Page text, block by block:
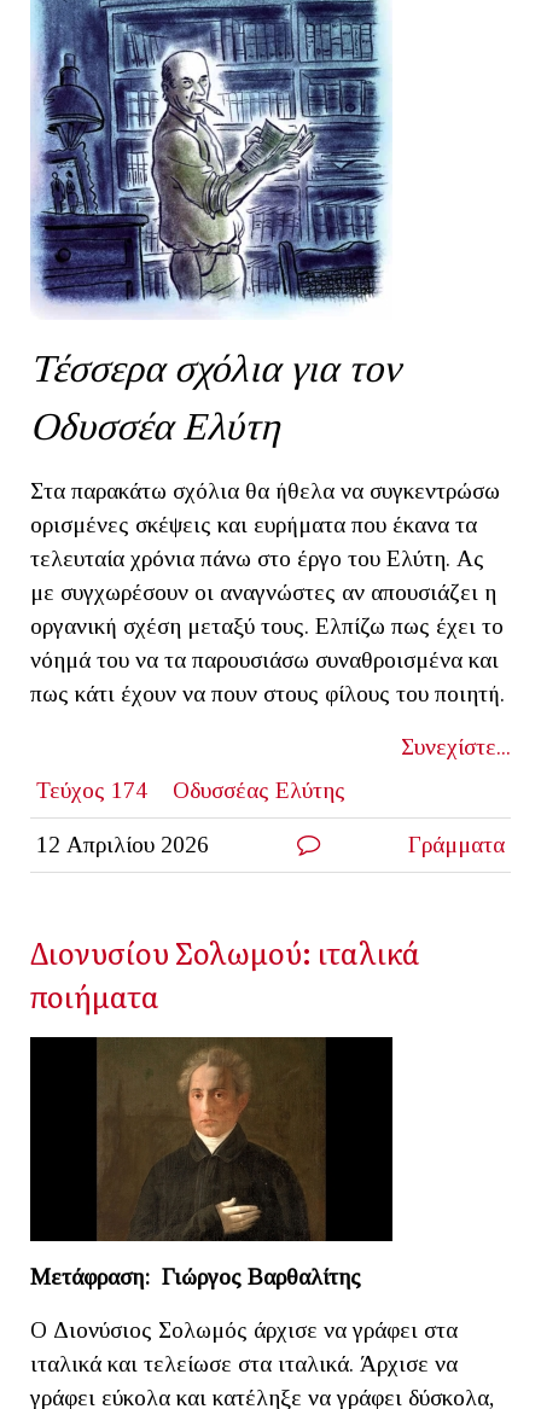
Τέσσερα σχόλια για τον
Οδυσσέα Ελύτη
Στα παρακάτω σχόλια θα ήθελα να συγκεντρώσω
ορισμένες σκέψεις και ευρήματα που έκανα τα
τελευταία χρόνια πάνω στο έργο του Ελύτη. Ας
με συγχωρέσουν οι αναγνώστες αν απουσιάζει η
οργανική σχέση μεταξύ τους. Ελπίζω πως έχει το
νόημά του να τα παρουσιάσω συναθροισμένα και
πως κάτι έχουν να πουν στους φίλους του ποιητή.
Συνεχίστε...
Τεύχος 174
Οδυσσέας Ελύτης
12 Απριλίου 2026 Γράμματα
Διονυσίου Σολωμού: ιταλικά
ποιήματα
Μετάφραση: Γιώργος Βαρθαλίτης
Ο Διονύσιος Σολωμός άρχισε να γράφει στα
ιταλικά και τελείωσε στα ιταλικά. Άρχισε να
γράφει εύκολα και κατέληξε να γράφει δύσκολα,